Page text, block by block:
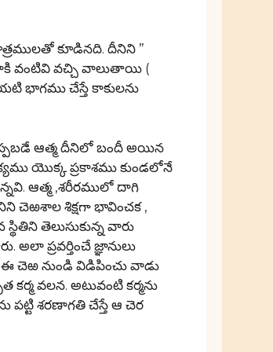
కూడినది. దీనిని ”
వంటివి వచ్చి వాలుతాయి (
భాగము చేస్తే కాకులను
ఆత్మ దీనిలో బందీ అయిన
యొక్క ప్రకాశము కుండలోనే
ఆత్మ ,శరీరములో దాగి
చెఱశాల శిక్షగా భావించక ,
తెలుసుకున్న వారు
అలా ప్రవర్తించే జ్ఞానులు
చెఱ నుండి విడిపించు వాడు
వలన. అటువంటి కర్మను
శరణాగతి చేస్తే ఆ చెర